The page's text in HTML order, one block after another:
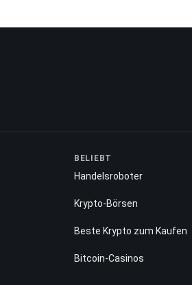
BELIEBT
Handelsroboter
Krypto-Börsen
Beste Krypto zum Kaufen
Bitcoin-Casinos